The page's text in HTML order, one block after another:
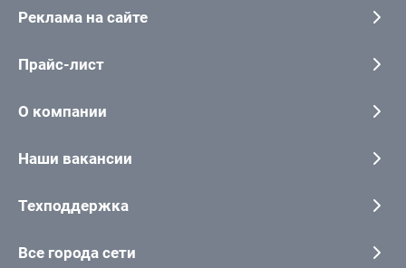
Реклама на сайте
Прайс-лист
О компании
Наши вакансии
Техподдержка
Все города сети